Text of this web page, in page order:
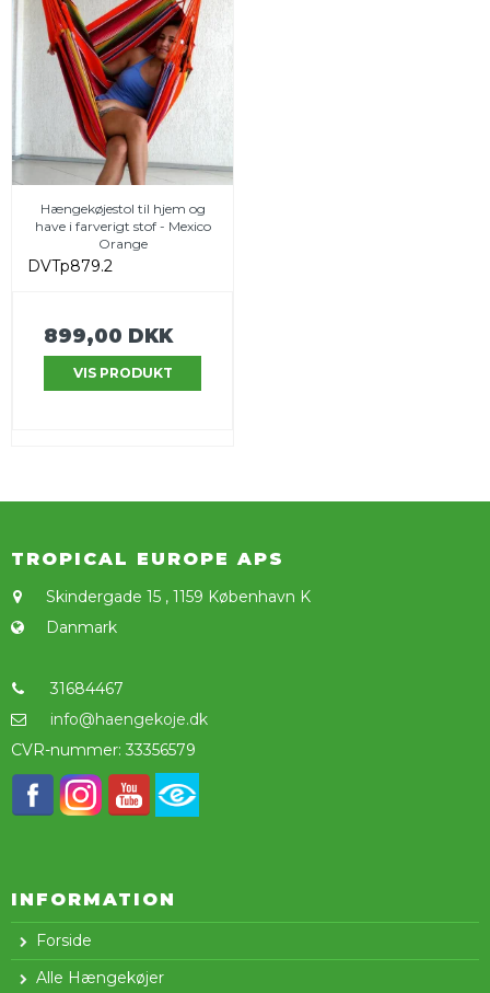
Hængekøjestol til hjem og
have i farverigt stof - Mexico
Orange
DVTp879.2
899,00 DKK
VIS PRODUKT
TROPICAL EUROPE APS
Skindergade 15 , 1159 København K
Danmark
31684467
info@haengekoje.dk
CVR-nummer: 33356579
INFORMATION
Forside
Alle Hængekøjer